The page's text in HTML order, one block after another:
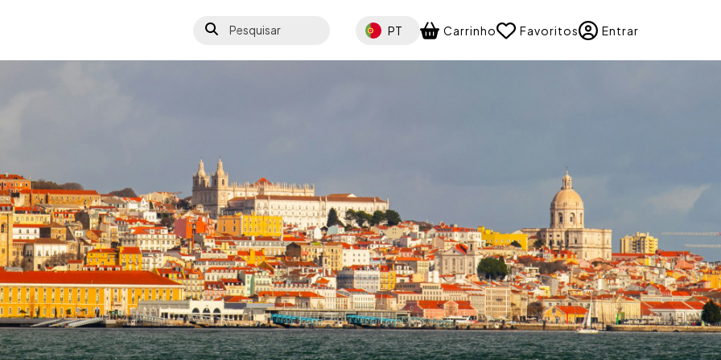
Pesquisar Select your language
PT Carrinho Favoritos Entrar